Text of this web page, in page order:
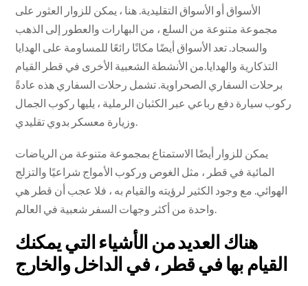
الأسواق أو الأسواق التقليدية. هنا ، يمكن للزوار العثور على
مجموعة متنوعة من السلع ، من البهارات والعطور إلى الذهب
والسجاد. تعد الأسواق أيضًا مكانًا رائعًا للمساومة على الهدايا
التذكارية والهدايا.من الأنشطة الشعبية الأخرى في قطر القيام
برحلات السفاري الصحراوية. تشمل رحلات السفاري هذه عادةً
ركوب سيارة دفع رباعي عبر الكثبان الرملية ، يليها ركوب الجمال
يمكن للزوار أيضًا الاستمتاع بمجموعة متنوعة من الرياضات
المائية في قطر ، مثل الغوص وركوب الأمواج شراعيًا والتزلج
الهوائي. مع وجود الكثير لرؤيته والقيام به ، فلا عجب أن قطر هي
واحدة من أكثر وجهات السفر شعبية في العالم.
هناك العديد من الأشياء التي يمكنك
القيام بها في قطر ، في الداخل والخارج